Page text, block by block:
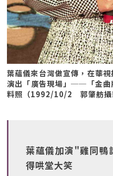
葉蘊儀來台灣做宣傳，在華
演出「廣告現場」──「金曲
料照（1992/10/2 郭肇舫攝
葉蘊儀加演"雞同
得哄堂大笑